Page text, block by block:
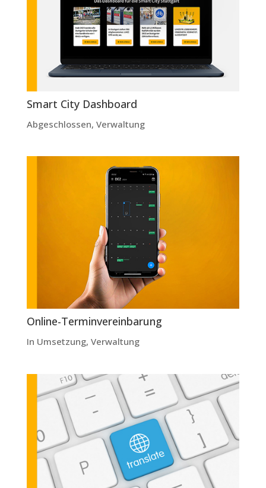
Smart City Dashboard
Abgeschlossen, Verwaltung
Online-Terminvereinbarung
In Umsetzung, Verwaltung